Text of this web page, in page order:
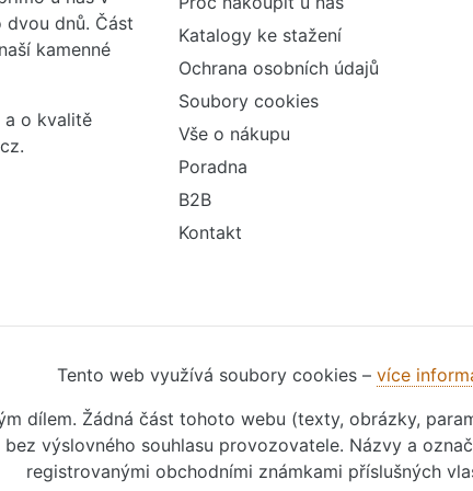
dnů. Část
kamenné
a o kvalitě
Katalogy ke stažení
Ochrana osobních údajů
Soubory cookies
Vše o nákupu
Poradna
B2B
Kontakt
Tento web využívá soubory cookies – více
dílem. Žádná část tohoto webu (texty, obrázky,
výslovného souhlasu provozovatele. Názvy a
registrovanými obchodními známkami příslušných